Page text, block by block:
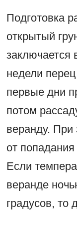
Подготовка
открытый
заключается
недели
первые дни
потом
веранду. При
от
Если
веранде
градусов, то